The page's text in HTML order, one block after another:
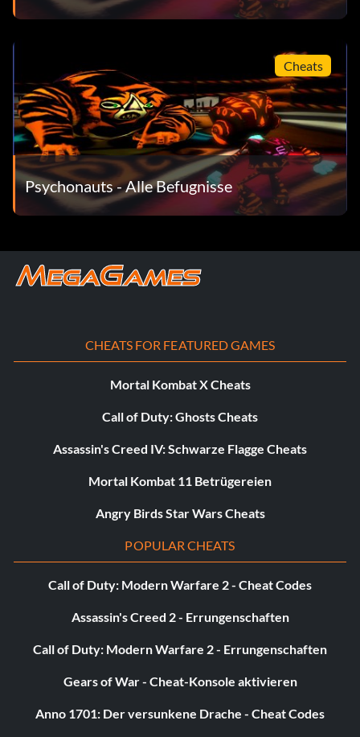
Cheats
Psychonauts - Alle Befugnisse
CHEATS FOR FEATURED GAMES
Mortal Kombat X Cheats
Call of Duty: Ghosts Cheats
Assassin's Creed IV: Schwarze Flagge Cheats
Mortal Kombat 11 Betrügereien
Angry Birds Star Wars Cheats
POPULAR CHEATS
Call of Duty: Modern Warfare 2 - Cheat Codes
Assassin's Creed 2 - Errungenschaften
Call of Duty: Modern Warfare 2 - Errungenschaften
Gears of War - Cheat-Konsole aktivieren
Anno 1701: Der versunkene Drache - Cheat Codes